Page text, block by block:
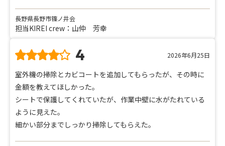
長野県長野市篠ノ井会
担当KIREI crew：山仲 芳幸
4 2026年6月25日
室外機の掃除とカビコートを追加してもらったが、その時に
金額を教えてほしかった。
シートで保護してくれていたが、作業中壁に水がたれている
ように見えた。
細かい部分までしっかり掃除してもらえた。